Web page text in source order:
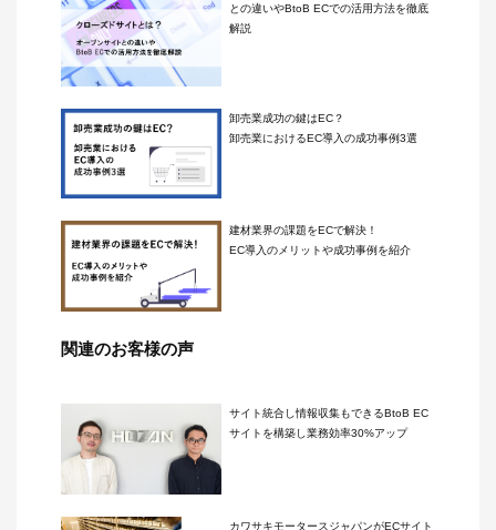
との違いやBtoB ECでの活用方法を徹底
解説
卸売業成功の鍵はEC？
卸売業におけるEC導入の成功事例3選
建材業界の課題をECで解決！
EC導入のメリットや成功事例を紹介
関連のお客様の声
サイト統合し情報収集もできるBtoB EC
サイトを構築し業務効率30%アップ
カワサキモータースジャパンがECサイト